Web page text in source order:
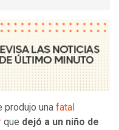
produjo una fatal
que dejó a un niño de